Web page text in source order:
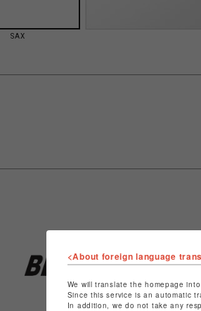
SAX
<About foreign language
We will translate the homepage
Since this service is an automatic
In addition, we do not take any